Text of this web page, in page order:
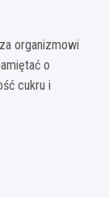
organizmowi
o
cukru i